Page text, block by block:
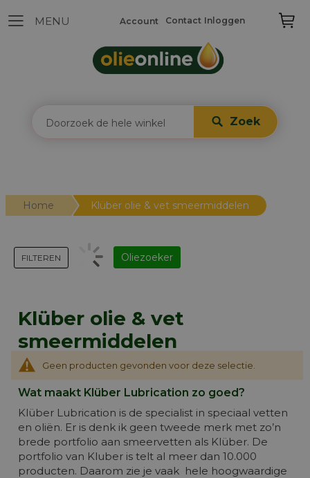
Zoek
Contact Inloggen
Account
Home Klüber olie & vet smeermiddelen
Klüber olie & vet
smeermiddelen
Geen producten gevonden voor deze selectie.
Wat maakt Klüber Lubrication zo goed?
Klüber Lubrication is de specialist in speciaal vetten
en oliën. Er is denk ik geen tweede merk met zo’n
brede portfolio aan smeervetten als Klüber. De
portfolio van Kluber is telt al meer dan 10.000
producten. Daarom zie je vaak hele hoogwaardige
FILTEREN Oliezoeker